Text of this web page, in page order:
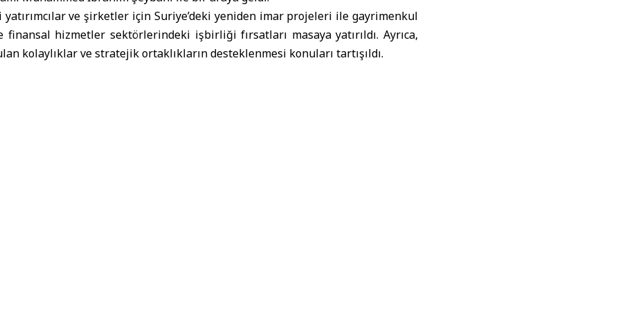
yatırımcılar ve şirketler için Suriye’deki yeniden imar projeleri ile gayrimenkul
finansal hizmetler sektörlerindeki işbirliği fırsatları masaya yatırıldı. Ayrıca,
kolaylıklar ve stratejik ortaklıkların desteklenmesi konuları tartışıldı.